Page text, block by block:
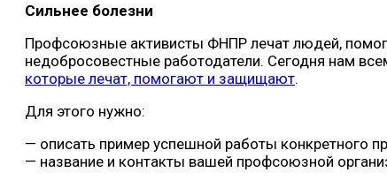
Сильнее болезни
Профсоюзные активисты ФНПР лечат людей,
недобросовестные работодатели. Сегодня нам
которые лечат, помогают и защищают.
Для этого нужно:
— описать пример успешной работы конкретного
— название и контакты вашей профсоюзной